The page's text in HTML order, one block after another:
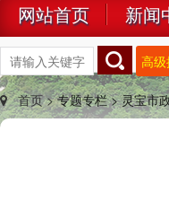
网站首页 新闻
高
首页 >专题专栏 >灵宝市